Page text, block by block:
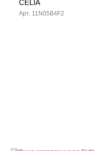
CELIA
Арт. 11N05B4F2